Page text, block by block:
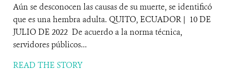
Aún se desconocen las causas de su muerte, se identificó
que es una hembra adulta. QUITO, ECUADOR | 10 DE
JULIO DE 2022 De acuerdo a la norma técnica,
servidores públicos...
READ THE STORY